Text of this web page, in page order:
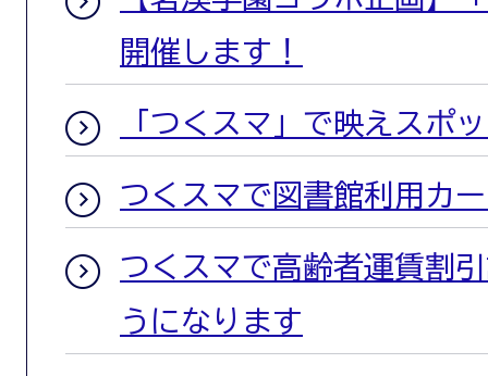
開催します！
「つくスマ」で映えスポ
つくスマで図書館利用カ
つくスマで高齢者運賃割
うになります